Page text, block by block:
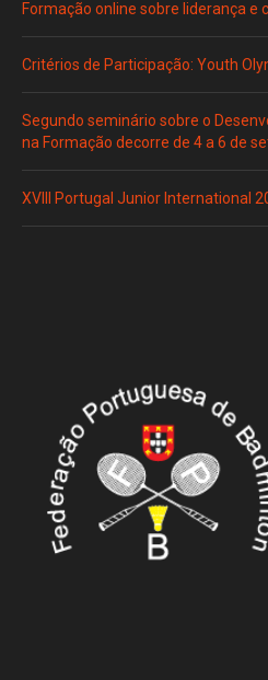
Formação online sobre liderança e
Critérios de Participação: Youth
Segundo seminário sobre o
na Formação decorre de 4 a 6 de
XVIII Portugal Junior International